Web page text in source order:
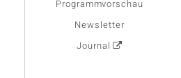
Programmvorschau
Newsletter
Journal